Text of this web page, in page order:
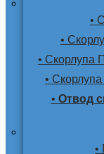
•
•
• Скорлупа
•
• Отвод
•